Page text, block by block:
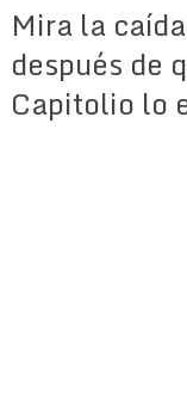
Mira la
después de
Capitolio lo